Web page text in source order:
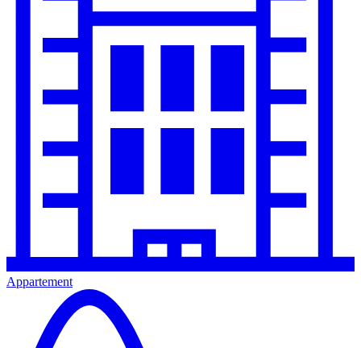
Appartement